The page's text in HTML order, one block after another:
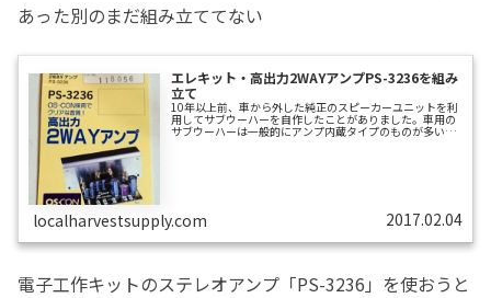
あった別のまだ組み立ててない
エレキット・高出力2WAYアンプPS-3236を組み
立て
10年以上前、車から外した純正のスピーカーユニットを利
用してサブウーハーを自作したことがありました。車用の
サブウーハーは一般的にアンプ内蔵タイプのものが多いの
で、その自作サブウーハーにもアンプをくっつけたく、
上が過ぎ、今日に至りました。そんな...
localharvestsupply.com 2017.02.04
電子工作キットのステレオアンプ「PS-3236」を使おうと